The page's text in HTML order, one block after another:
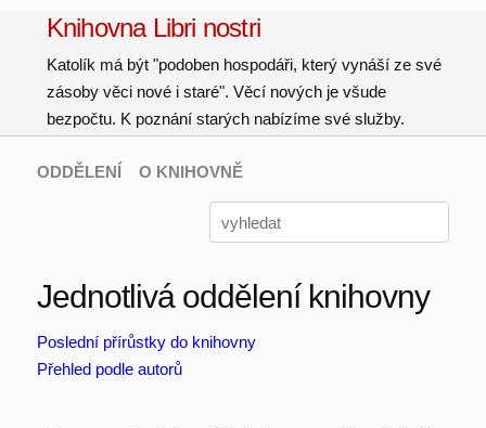
Knihovna Libri nostri
Katolík má být "podoben hospodáři, který vynáší ze své
zásoby věci nové i staré". Věcí nových je všude
bezpočtu. K poznání starých nabízíme své služby.
ODDĚLENÍ O KNIHOVNĚ
Jednotlivá oddělení knihovny
Poslední přírůstky do knihovny
Přehled podle autorů